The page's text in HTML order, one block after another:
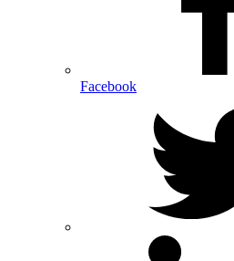
Facebook